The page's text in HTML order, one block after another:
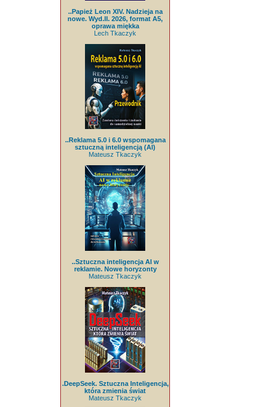
..Papież Leon XIV. Nadzieja na
nowe. Wyd.II. 2026, format A5,
oprawa miękka
Lech Tkaczyk
..Reklama 5.0 i 6.0 wspomagana
sztuczną inteligencją (AI)
Mateusz Tkaczyk
..Sztuczna inteligencja AI w
reklamie. Nowe horyzonty
Mateusz Tkaczyk
.DeepSeek. Sztuczna Inteligencja,
która zmienia świat
Mateusz Tkaczyk